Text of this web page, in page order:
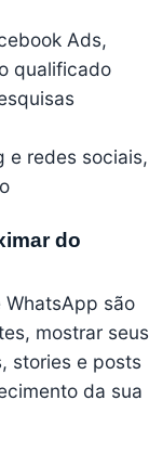
Ads,
qualificado
e redes sociais,
do
WhatsApp são
mostrar seus
stories e posts
da sua